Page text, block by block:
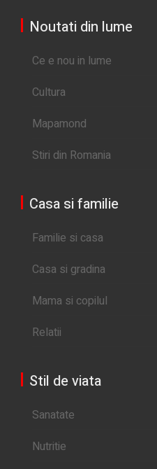
Noutati din lume
Ce e nou in lume
Cultura
Mapamond
Stiri din Romania
Casa si familie
Familie si casa
Casa si gradina
Mama si copilul
Relatii
Stil de viata
Sanatate
Nutritie